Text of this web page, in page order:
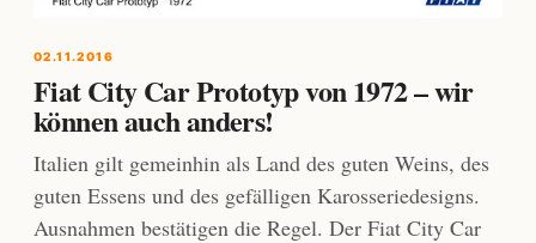
02.11.2016
Fiat City Car Prototyp von 1972 – wir
können auch anders!
Italien gilt gemeinhin als Land des guten Weins, des
guten Essens und des gefälligen Karosseriedesigns.
Ausnahmen bestätigen die Regel. Der Fiat City Car